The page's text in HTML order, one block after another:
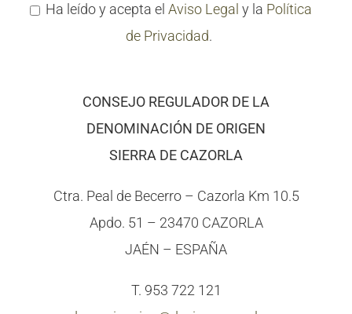
Ha leído y acepta el Aviso Legal y la Política
de Privacidad.
CONSEJO REGULADOR DE LA
DENOMINACIÓN DE ORIGEN
SIERRA DE CAZORLA
Ctra. Peal de Becerro – Cazorla Km 10.5
Apdo. 51 – 23470 CAZORLA
JAÉN – ESPAÑA
T. 953 722 121